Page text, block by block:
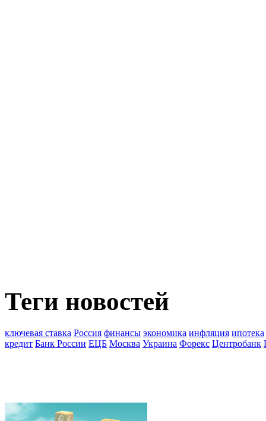
Теги новостей
ключевая ставка Россия финансы экономика инфляция ипотека
кредит Банк России ЕЦБ Москва Украина Форекс Центробанк